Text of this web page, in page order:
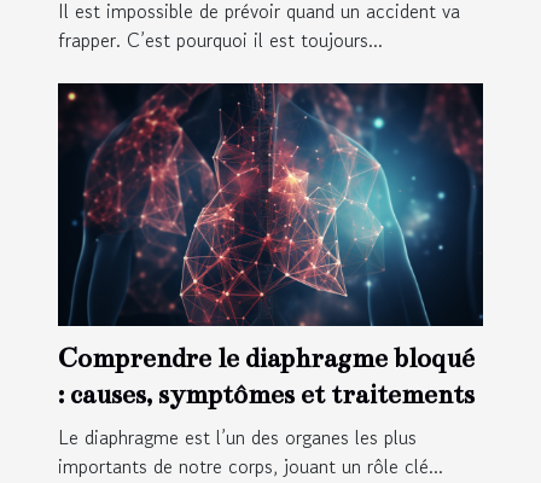
Il est impossible de prévoir quand un accident va
frapper. C’est pourquoi il est toujours...
Comprendre le diaphragme bloqué
: causes, symptômes et traitements
Le diaphragme est l’un des organes les plus
importants de notre corps, jouant un rôle clé...